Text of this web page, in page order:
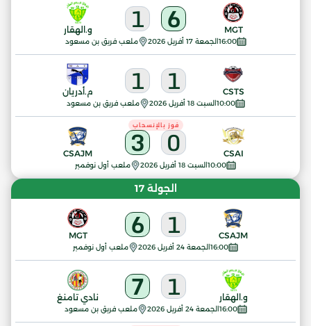
16:00الجمعة 17 أفريل 2026 ملعب فريق بن مسعود
MGT
6
1 و.الهقار
10:00السبت 18 أفريل 2026 ملعب فريق بن مسعود
CSTS
1
1 م.أدريان
10:00السبت 18 أفريل 2026 ملعب أول نوفمبر
CSAI
0
3
فوز بالإنسحاب
CSAJM
الجولة 17
16:00الجمعة 24 أفريل 2026 ملعب أول نوفمبر
CSAJM
1
6
MGT
16:00الجمعة 24 أفريل 2026 ملعب فريق بن مسعود
و.الهقار 1
7 نادي تامنغ